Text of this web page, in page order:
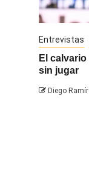
Entrevistas
El
sin jugar
Diego